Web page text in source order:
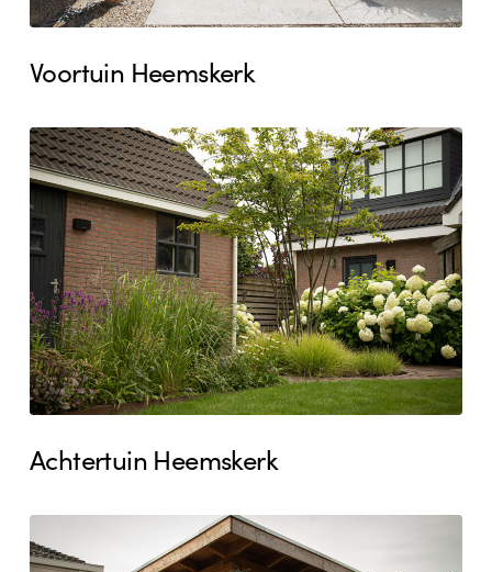
Voortuin Heemskerk
Achtertuin
Heemskerk
Achtertuin Heemskerk
Uitgeest